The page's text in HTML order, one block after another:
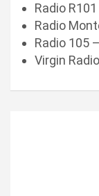
Radio
Radio
Radio 105
Virgin